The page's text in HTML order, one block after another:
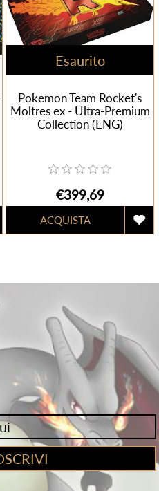
Esaurito
Pokemon Team Rocket's
Moltres ex - Ultra-Premium
Collection (ENG)
€399,69